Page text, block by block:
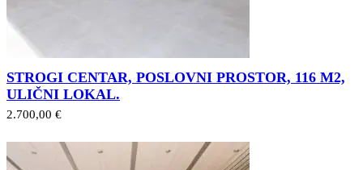
STROGI CENTAR, POSLOVNI PROSTOR, 116 M2,
ULIČNI LOKAL.
2.700,00 €